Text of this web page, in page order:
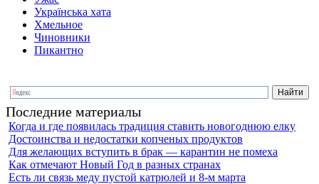
Українська хата
Хмельное
Чиновники
Пикантно
Последние материалы
Когда и где появилась традиция ставить новогоднюю елку
Достоинства и недостатки копченых продуктов
Для желающих вступить в брак — карантин не помеха
Как отмечают Новый Год в разных странах
Есть ли связь меду пустой катрюлей и 8-м марта